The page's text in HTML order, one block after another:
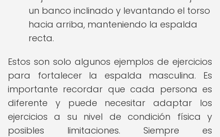
un banco inclinado y levantando el torso
hacia arriba, manteniendo la espalda
recta.
Estos son solo algunos ejemplos de ejercicios
para fortalecer la espalda masculina. Es
importante recordar que cada persona es
diferente y puede necesitar adaptar los
ejercicios a su nivel de condición física y
posibles limitaciones. Siempre es